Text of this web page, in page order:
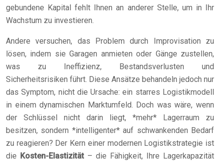
gebundene Kapital fehlt Ihnen an anderer Stelle, um in Ihr
Wachstum zu investieren.
Andere versuchen, das Problem durch Improvisation zu
lösen, indem sie Garagen anmieten oder Gänge zustellen,
was zu Ineffizienz, Bestandsverlusten und
Sicherheitsrisiken führt. Diese Ansätze behandeln jedoch nur
das Symptom, nicht die Ursache: ein starres Logistikmodell
in einem dynamischen Marktumfeld. Doch was wäre, wenn
der Schlüssel nicht darin liegt, *mehr* Lagerraum zu
besitzen, sondern *intelligenter* auf schwankenden Bedarf
zu reagieren? Der Kern einer modernen Logistikstrategie ist
die Kosten-Elastizität – die Fähigkeit, Ihre Lagerkapazität